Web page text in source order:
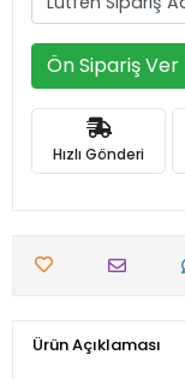
Ön Sipariş Ver
Hızlı Gönderi
Ürün Açıklaması